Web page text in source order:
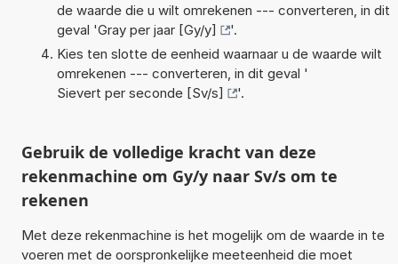
de waarde die u wilt omrekenen --- converteren, in dit
geval 'Gray per jaar [Gy/y]
'.
Kies ten slotte de eenheid waarnaar u de waarde wilt
omrekenen --- converteren, in dit geval '
Sievert per seconde [Sv/s]
'.
Gebruik de volledige kracht van deze
rekenmachine om Gy/y naar Sv/s om te
rekenen
Met deze rekenmachine is het mogelijk om de waarde in te
voeren met de oorspronkelijke meeteenheid die moet